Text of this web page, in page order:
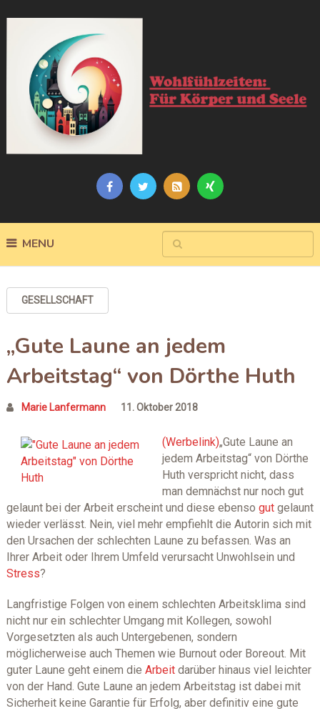
MENU
GESELLSCHAFT
„Gute Laune an jedem
Arbeitstag“ von Dörthe Huth
Marie Lanfermann 11. Oktober 2018
„Gute Laune an
jedem Arbeitstag“ von Dörthe
Huth verspricht nicht, dass
man demnächst nur noch gut
gelaunt bei der Arbeit erscheint und diese ebenso gutgelaunt
wieder verlässt. Nein, viel mehr empfiehlt die Autorin sich mit
den Ursachen der schlechten Laune zu befassen. Was an
Ihrer Arbeit oder Ihrem Umfeld verursacht Unwohlsein und
Stress?
Langfristige Folgen von einem schlechten Arbeitsklima sind
nicht nur ein schlechter Umgang mit Kollegen, sowohl
Vorgesetzten als auch Untergebenen, sondern
möglicherweise auch Themen wie Burnout oder Boreout. Mit
guter Laune geht einem die Arbeitdarüber hinaus viel leichter
von der Hand. Gute Laune an jedem Arbeitstag ist dabei mit
Sicherheit keine Garantie für Erfolg, aber definitiv eine gute